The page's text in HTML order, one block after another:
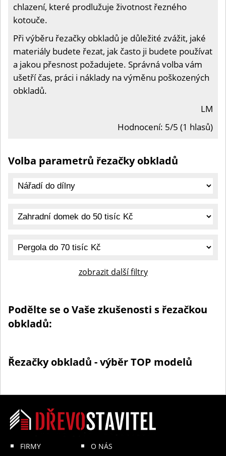
chlazení, které prodlužuje životnost řezného
kotouče.
Při výběru řezačky obkladů je důležité zvážit, jaké
materiály budete řezat, jak často ji budete používat
a jakou přesnost požadujete. Správná volba vám
ušetří čas, práci i náklady na výměnu poškozených
obkladů.
LM
Hodnocení: 5/5 (1 hlasů)
Volba parametrů řezačky obkladů
zobrazit další filtry
Podělte se o Vaše zkušenosti s řezačkou
obkladů:
Řezačky obkladů - výběr TOP modelů
FIRMY O NÁS